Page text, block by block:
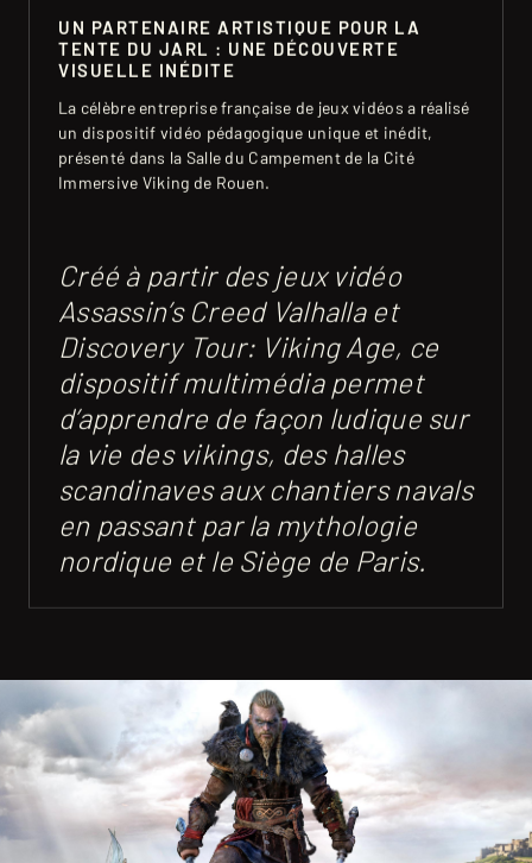
UN PARTENAIRE ARTISTIQUE POUR LA
TENTE DU JARL : UNE DÉCOUVERTE
VISUELLE INÉDITE
La célèbre entreprise française de jeux vidéos a réalisé
un dispositif vidéo pédagogique unique et inédit,
présenté dans la Salle du Campement de la Cité
Immersive Viking de Rouen.
Créé à partir des jeux vidéo
Assassin’s Creed Valhalla et
Discovery Tour: Viking Age, ce
dispositif multimédia permet
d’apprendre de façon ludique sur
la vie des vikings, des halles
scandinaves aux chantiers navals
en passant par la mythologie
nordique et le Siège de Paris.